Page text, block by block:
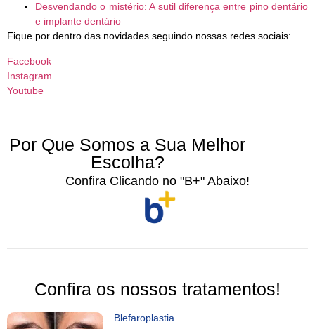
Desvendando o mistério: A sutil diferença entre pino dentário
e implante dentário
Fique por dentro das novidades seguindo nossas redes sociais:
Facebook
Instagram
Youtube
Por Que Somos a Sua Melhor
Escolha?
Confira Clicando no "B+" Abaixo!
Confira os nossos tratamentos!
Blefaroplastia